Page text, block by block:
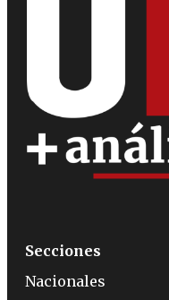
Secciones
Nacionales